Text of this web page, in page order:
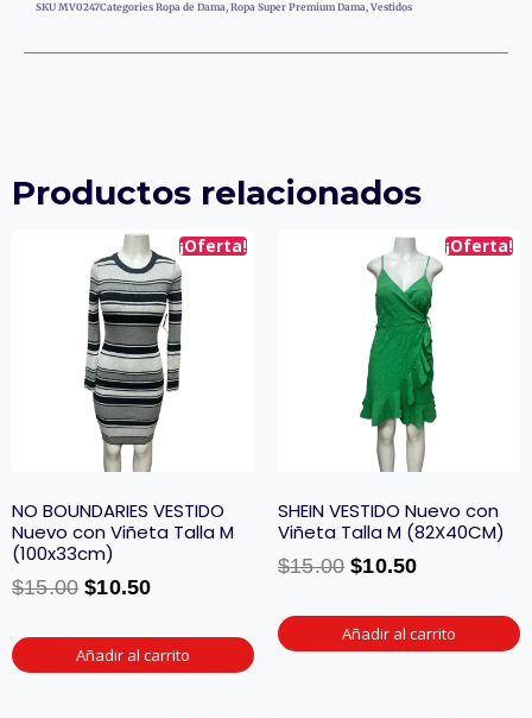
SKU MV0247Categories Ropa de Dama, Ropa Super Premium Dama, Vestidos
Productos relacionados
¡Oferta!
NO BOUNDARIES VESTIDO
Nuevo con Viñeta Talla M
(100x33cm)
$15.00 $10.50
Añadir al carrito
¡Oferta!
SHEIN VESTIDO Nuevo con
Viñeta Talla M (82X40CM)
$15.00 $10.50
Añadir al carrito